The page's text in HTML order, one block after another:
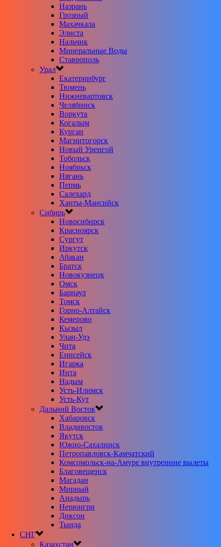
Назрань
Грозный
Махачкала
Элиста
Нальчик
Минеральные Воды
Ставрополь
Урал
Екатеринбург
Тюмень
Нижневартовск
Челябинск
Воркута
Когалым
Курган
Магнитогорск
Новый Уренгой
Тобольск
Ноябрьск
Нягань
Пермь
Салехард
Ханты-Мансийск
Сибирь
Новосибирск
Красноярск
Сургут
Иркутск
Абакан
Братск
Новокузнецк
Омск
Барнаул
Томск
Горно-Алтайск
Кемерово
Кызыл
Улан-Удэ
Чита
Енисейск
Игарка
Инта
Надым
Усть-Илимск
Усть-Кут
Дальний Восток
Хабаровск
Владивосток
Якутск
Южно-Сахалинск
Петропавловск-Камчатский
Комсомольск-на-Амуре внутренние вылеты
Благовещенск
Магадан
Мирный
Анадырь
Нерюнгри
Диксон
Тында
СНГ
Казахстан